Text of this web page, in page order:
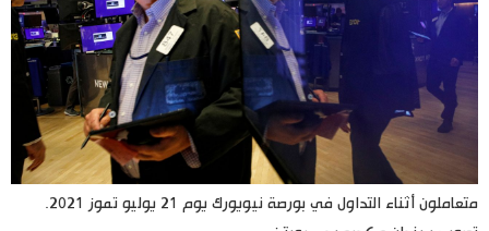
الأقسام
صور
أشخاص
تجارب وآراء
الأكثر تفاعلا
اللغة اليابانية
موسوعة اليابان
تواصل معنا
متعاملون أثناء التداول في بورصة نيويورك يوم 21 يوليو تموز 2021.